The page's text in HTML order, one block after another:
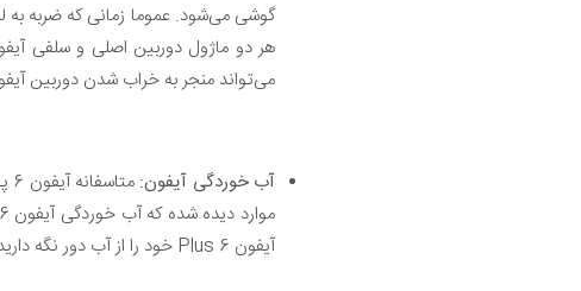
می‌تواند منجر به خراب شدن دوربین آیفون 6 پلاس اپل
آب خوردگی آیفون:
آیفون 6 Plus خود را از آب دور نگه دارید.